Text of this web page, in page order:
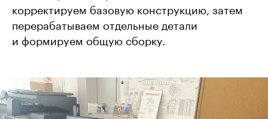
корректируем базовую конструкцию, затем
перерабатываем отдельные детали
и формируем общую сборку.